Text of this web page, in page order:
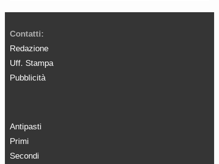
Contatti:
Redazione
Uff. Stampa
Pubblicità
Antipasti
Primi
Secondi